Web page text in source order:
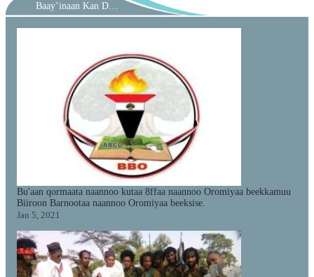
Baay’inaan Kan Dubbifaman
Bu'aan qormaata naannoo kutaa 8ffaa naannoo Oromiyaa beekkamuu
Biiroon Barnootaa naannoo Oromiyaa beeksise.
Jan 5, 2021